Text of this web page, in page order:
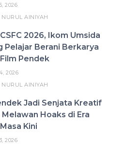
2026
AINIYAH
2026, Ikom Umsida
Pelajar Berani Berkarya
Pendek
2026
AINIYAH
Jadi Senjata Kreatif
Melawan Hoaks di Era
Kini
2026